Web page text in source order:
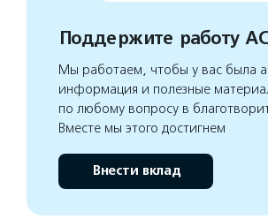
Поддержите работу
Мы работаем, чтобы у вас была
информация и полезные
по любому вопросу в
Вместе мы этого достигнем
Внести вклад